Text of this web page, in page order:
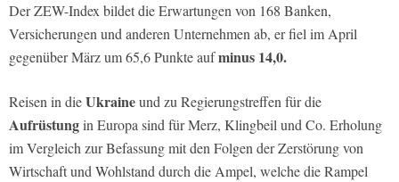
Der ZEW-Index bildet die Erwartungen von 168 Banken,
Versicherungen und anderen Unternehmen ab, er fiel im April
gegenüber März um 65,6 Punkte aufminus 14,0.
Reisen in dieUkraineund zu Regierungstreffen für die
Aufrüstungin Europa sind für Merz, Klingbeil und Co. Erholung
im Vergleich zur Befassung mit den Folgen der Zerstörung von
Wirtschaft und Wohlstand durch die Ampel, welche die Rampel